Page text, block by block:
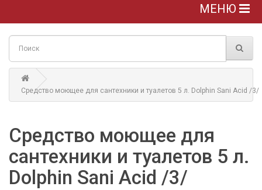
МЕНЮ
Средство моющее для сантехники и туалетов 5 л. Dolphin Sani Acid /3/
Средство моющее для
сантехники и туалетов 5 л.
Dolphin Sani Acid /3/